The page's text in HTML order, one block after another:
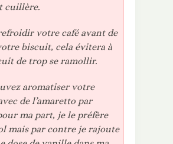
cuillère.
votre café avant de
biscuit, cela évitera à
de trop se ramollir.
aromatiser votre
de l’amaretto par
ma part, je le préfère
mais par contre je rajoute